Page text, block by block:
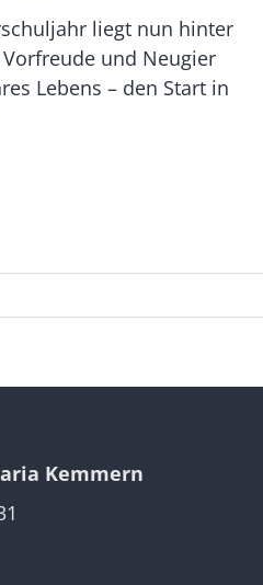
liegt nun hinter
und Neugier
Lebens – den Start in
Kemmern